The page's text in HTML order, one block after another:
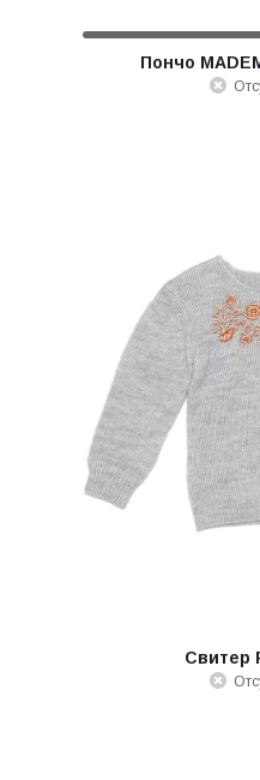
Пончо
Свитер